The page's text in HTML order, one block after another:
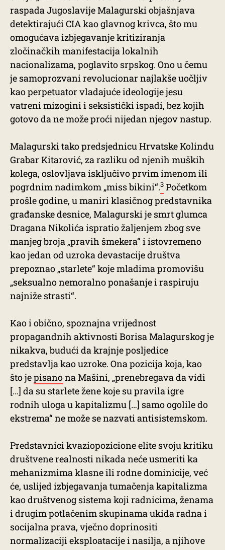
raspada Jugoslavije Malagurski objašnjava
detektirajući CIA kao glavnog krivca, što mu
omogućava izbjegavanje kritiziranja
zločinačkih manifestacija lokalnih
nacionalizama, poglavito srpskog. Ono u čemu
je samoprozvani revolucionar najlakše uočljiv
kao perpetuator vladajuće ideologije jesu
vatreni mizogini i seksistički ispadi, bez kojih
gotovo da ne može proći nijedan njegov nastup.
Malagurski tako predsjednicu Hrvatske Kolindu
Grabar Kitarović, za razliku od njenih muških
kolega, oslovljava isključivo prvim imenom ili
pogrdnim nadimkom „miss bikini“.3 Početkom
prošle godine, u maniri klasičnog predstavnika
građanske desnice, Malagurski je smrt glumca
Dragana Nikolića ispratio žaljenjem zbog sve
manjeg broja „pravih šmekera“ i istovremeno
kao jedan od uzroka devastacije društva
prepoznao „starlete“ koje mladima promovišu
„seksualno nemoralno ponašanje i raspiruju
najniže strasti“.
Kao i obično, spoznajna vrijednost
propagandnih aktivnosti Borisa Malagurskog je
nikakva, budući da krajnje posljedice
predstavlja kao uzroke. Ona pozicija koja, kao
što jepisanona Mašini, „prenebregava da vidi
[…] da su starlete žene koje su pravila igre
rodnih uloga u kapitalizmu […] samo ogolile do
ekstrema“ ne može se nazvati antisistemskom.
Predstavnici kvaziopozicione elite svoju kritiku
društvene realnosti nikada neće usmeriti ka
mehanizmima klasne ili rodne dominicije, već
će, uslijed izbjegavanja tumačenja kapitalizma
kao društvenog sistema koji radnicima, ženama
i drugim potlačenim skupinama ukida radna i
socijalna prava, vječno doprinositi
normalizaciji eksploatacije i nasilja, a njihove